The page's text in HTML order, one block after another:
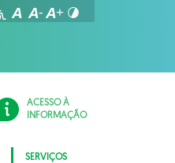
ACESSO À
INFORMAÇÃO
SERVIÇOS